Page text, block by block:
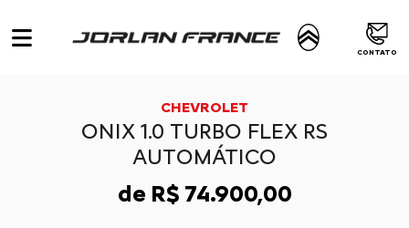
CONTATO
CHEVROLET
ONIX 1.0 TURBO FLEX RS
AUTOMÁTICO
de R$ 74.900,00